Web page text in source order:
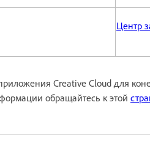
Центр
Creative Cloud для
обращайтесь к этой